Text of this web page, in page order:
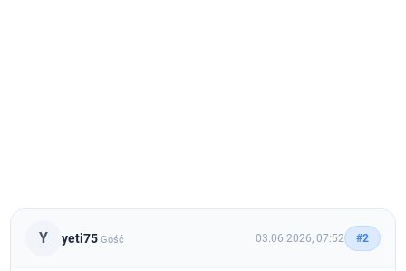
Y yeti75 Gość 03.06.2026, 07:52 #2